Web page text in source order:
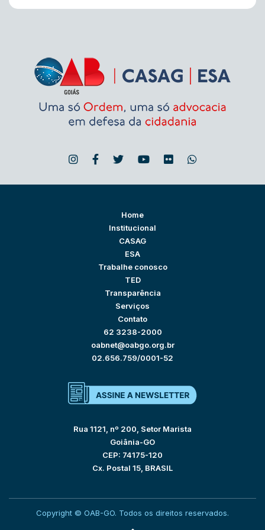
Home
Institucional
CASAG
ESA
Trabalhe conosco
TED
Transparência
Serviços
Contato
62 3238-2000
oabnet@oabgo.org.br
02.656.759/0001-52
Rua 1121, nº 200, Setor Marista
Goiânia-GO
CEP: 74175-120
Cx. Postal 15, BRASIL
Copyright © OAB-GO. Todos os direitos reservados.